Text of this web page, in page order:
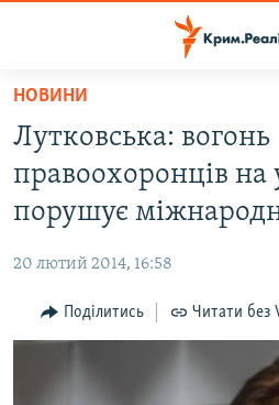
Перейти
основного
матеріалу
Перейти
до
основної
Перейти
до
ВОДА.КРИМ
ВІДЕО ТА ФОТО
БЛОГИ
ПОГЛЯД
НОВИНИ
Лутковська: вогонь
правоохоронців
порушує
20 лютий 2014, 16:58
Поділитись Читати без